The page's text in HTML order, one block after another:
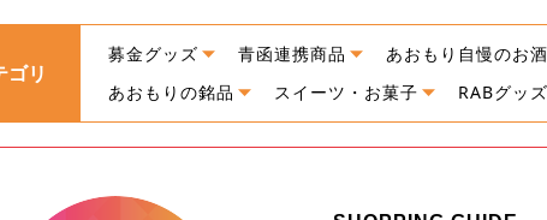
ゴリ
募金グッズ 青函連携商品 あおもり自慢のお酒
あおもりの銘品
スイーツ・お菓子 RABグッ